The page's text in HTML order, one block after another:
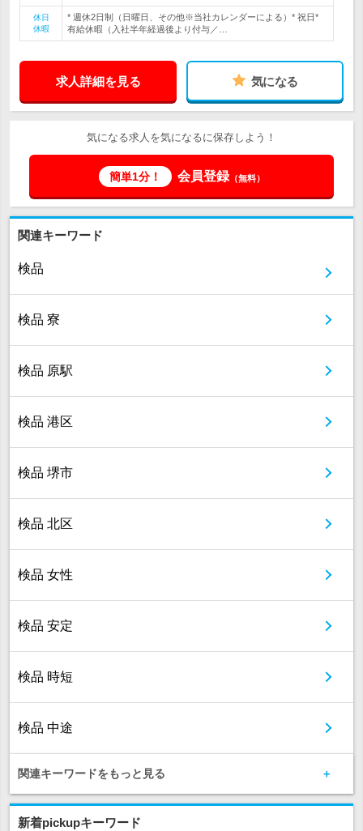
休日
休暇
* 週休2日制（日曜日、その他※当社カレンダーによる）* 祝日*
有給休暇（入社半年経過後より付与／…
求人詳細を見る 気になる
気になる求人を気になるに保存しよう！
簡単1分！ 会員登録（無料）
関連キーワード
検品
検品 寮
検品 原駅
検品 港区
検品 堺市
検品 北区
検品 女性
検品 安定
検品 時短
検品 中途
関連キーワードをもっと見る
新着pickupキーワード